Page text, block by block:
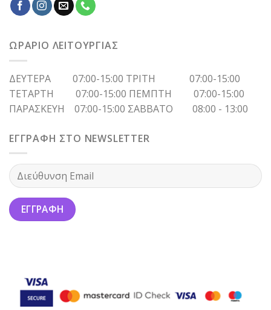
ΩΡΑΡΙΟ ΛΕΙΤΟΥΡΓΙΑΣ
ΔΕΥΤΕΡΑ 07:00-15:00 ΤΡΙΤΗ 07:00-15:00
ΤΕΤΑΡΤΗ 07:00-15:00 ΠΕΜΠΤΗ 07:00-15:00
ΠΑΡΑΣΚΕΥΗ 07:00-15:00 ΣΑΒΒΑΤΟ 08:00 - 13:00
ΕΓΓΡΑΦΗ ΣΤΟ NEWSLETTER